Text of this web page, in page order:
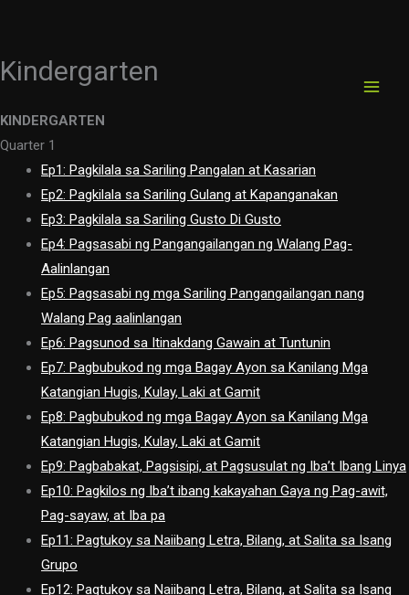
Skip
content
Kindergarten
KINDERGARTEN
Quarter 1
Ep1: Pagkilala sa Sariling Pangalan at Kasarian
Ep2: Pagkilala sa Sariling Gulang at Kapanganakan
Ep3: Pagkilala sa Sariling Gusto Di Gusto
Ep4: Pagsasabi ng Pangangailangan ng Walang Pag-
Aalinlangan
Ep5: Pagsasabi ng mga Sariling Pangangailangan nang
Walang Pag aalinlangan
Ep6: Pagsunod sa Itinakdang Gawain at Tuntunin
Ep7: Pagbubukod ng mga Bagay Ayon sa Kanilang Mga
Katangian Hugis, Kulay, Laki at Gamit
Ep8: Pagbubukod ng mga Bagay Ayon sa Kanilang Mga
Katangian Hugis, Kulay, Laki at Gamit
Ep9: Pagbabakat, Pagsisipi, at Pagsusulat ng Iba’t Ibang Linya
Ep10: Pagkilos ng Iba’t ibang kakayahan Gaya ng Pag-awit,
Pag-sayaw, at Iba pa
Ep11: Pagtukoy sa Naiibang Letra, Bilang, at Salita sa Isang
Grupo
Ep12: Pagtukoy sa Naiibang Letra, Bilang, at Salita sa Isang